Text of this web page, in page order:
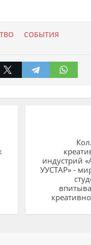
СОБЫТИЯ
индустрий
УУСТАР» -